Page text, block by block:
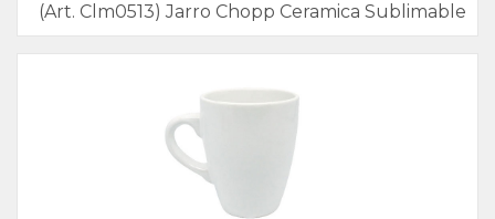
(Art. Clm0513) Jarro Chopp Ceramica Sublimable